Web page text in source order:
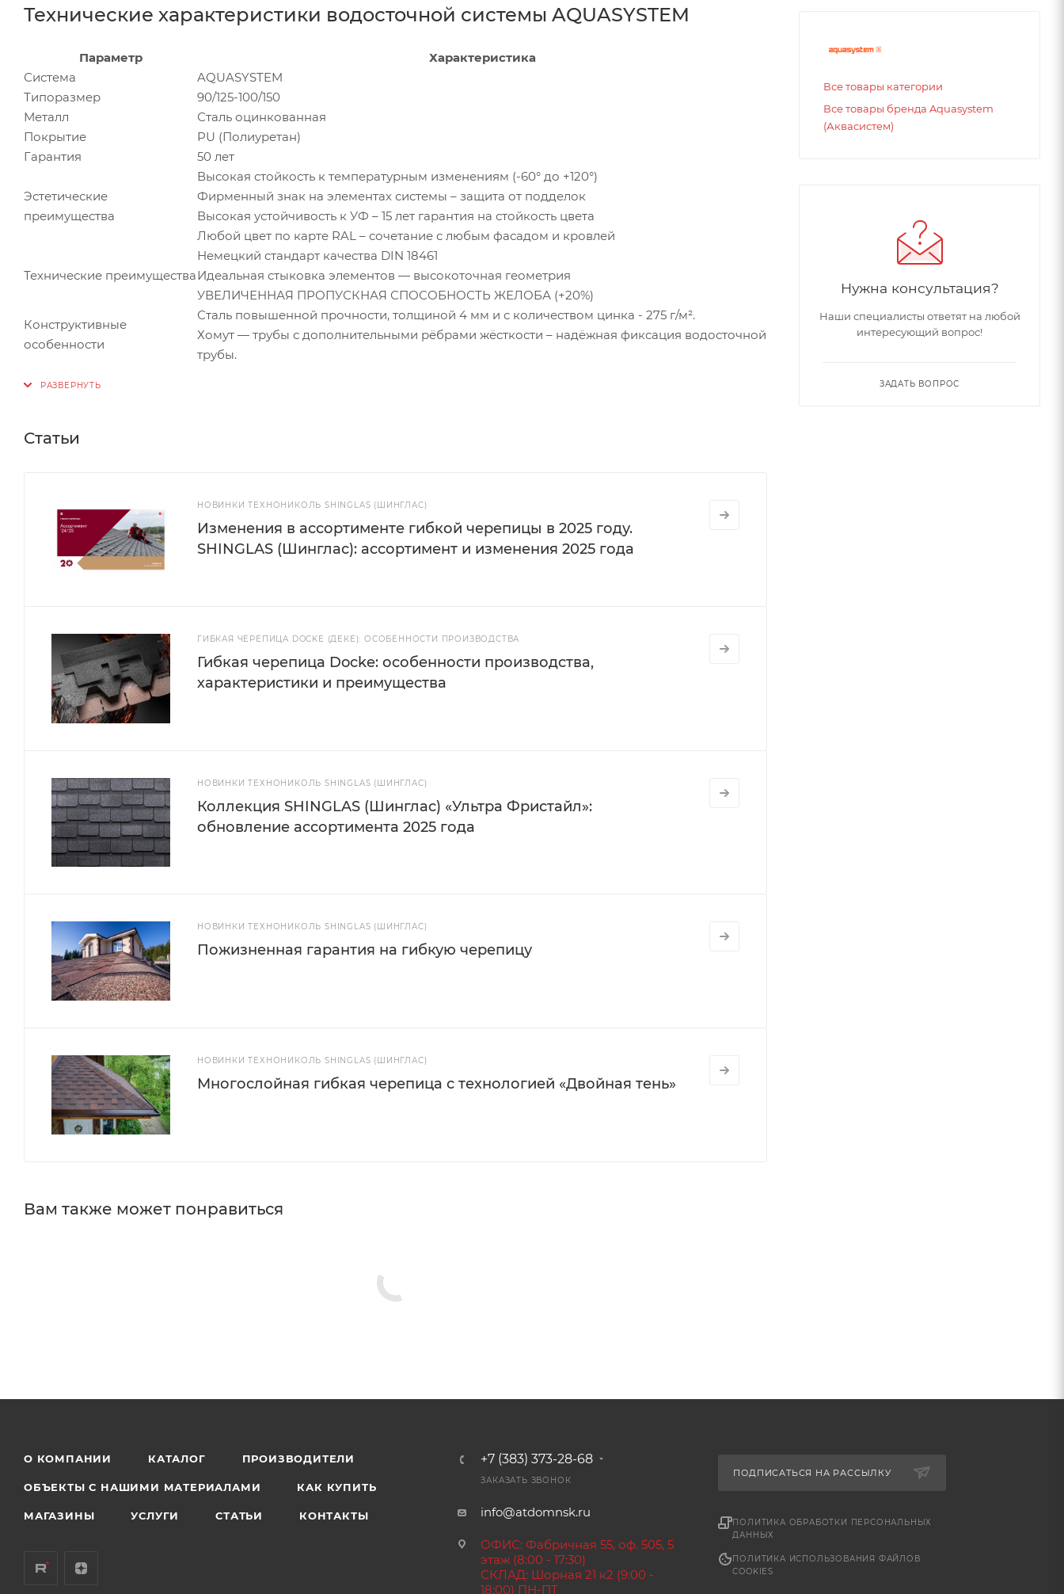
Технические характеристики водосточной системы AQUASYSTEM
Параметр
Характеристика
Система
AQUASYSTEM
Типоразмер
90/125-100/150
Металл
Сталь оцинкованная
Покрытие
PU (Полиуретан)
Гарантия
50 лет
Эстетические
преимущества
Высокая стойкость к температурным изменениям (-60° до +120°)
Фирменный знак на элементах системы – защита от подделок
Высокая устойчивость к УФ – 15 лет гарантия на стойкость цвета
Любой цвет по карте RAL – сочетание с любым фасадом и кровлей
Технические преимущества
Немецкий стандарт качества DIN 18461
Идеальная стыковка элементов — высокоточная геометрия
УВЕЛИЧЕННАЯ ПРОПУСКНАЯ СПОСОБНОСТЬ ЖЕЛОБА (+20%)
Конструктивные
особенности
Сталь повышенной прочности, толщиной 4 мм и с количеством цинка - 275 г/м².
Хомут — трубы с дополнительными рёбрами жёсткости – надёжная фиксация водосточной
трубы.
Статьи
НОВИНКИ ТЕХНОНИКОЛЬ SHINGLAS (ШИНГЛАС)
Изменения в ассортименте гибкой черепицы в 2025 году.
SHINGLAS (Шинглас): ассортимент и изменения 2025 года
ГИБКАЯ ЧЕРЕПИЦА DOCKE (ДЕКЕ): ОСОБЕННОСТИ ПРОИЗВОДСТВА
Гибкая черепица Docke: особенности производства,
характеристики и преимущества
НОВИНКИ ТЕХНОНИКОЛЬ SHINGLAS (ШИНГЛАС)
Коллекция SHINGLAS (Шинглас) «Ультра Фристайл»:
обновление ассортимента 2025 года
НОВИНКИ ТЕХНОНИКОЛЬ SHINGLAS (ШИНГЛАС)
Пожизненная гарантия на гибкую черепицу
НОВИНКИ ТЕХНОНИКОЛЬ SHINGLAS (ШИНГЛАС)
Многослойная гибкая черепица с технологией «Двойная тень»
Вам также может понравиться
Все товары категории
Все товары бренда Aquasystem
(Аквасистем)
Нужна консультация?
Наши специалисты ответят на любой
интересующий вопрос!
ЗАДАТЬ ВОПРОС
О КОМПАНИИ КАТАЛОГ ПРОИЗВОДИТЕЛИ
ОБЪЕКТЫ С НАШИМИ МАТЕРИАЛАМИ КАК КУПИТЬ
МАГАЗИНЫ УСЛУГИ СТАТЬИ КОНТАКТЫ
+7 (383) 373-28-68
ЗАКАЗАТЬ ЗВОНОК
info@atdomnsk.ru
ОФИС: Фабричная 55, оф. 505, 5
этаж (8:00 - 17:30)
СКЛАД: Шорная 21 к2 (9:00 -
18:00) ПН-ПТ
ПОДПИСАТЬСЯ НА РАССЫЛКУ
ПОЛИТИКА ОБРАБОТКИ ПЕРСОНАЛЬНЫХ
ДАННЫХ
ПОЛИТИКА ИСПОЛЬЗОВАНИЯ ФАЙЛОВ
COOKIES